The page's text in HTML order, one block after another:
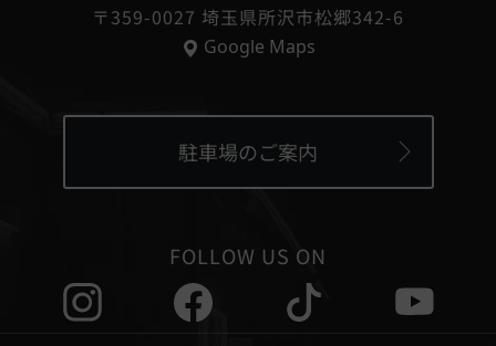
〒359-0027 埼玉県所沢市松郷342-6
Google Maps
駐車場のご案内
FOLLOW US ON